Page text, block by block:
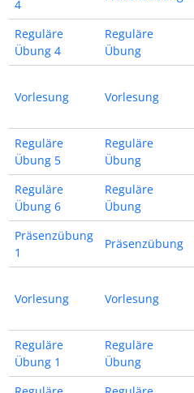
4
Reguläre
Übung 4
Reguläre
Übung
Vorlesung Vorlesung
Reguläre
Übung 5
Reguläre
Übung
Reguläre
Übung 6
Reguläre
Übung
Präsenzübung
1
Präsenzübung
Vorlesung Vorlesung
Reguläre
Übung 1
Reguläre
Übung